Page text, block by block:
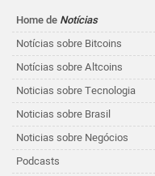
Home de Notícias
Notícias sobre Bitcoins
Notícias sobre Altcoins
Noticias sobre Tecnologia
Noticias sobre Brasil
Noticias sobre Negócios
Podcasts